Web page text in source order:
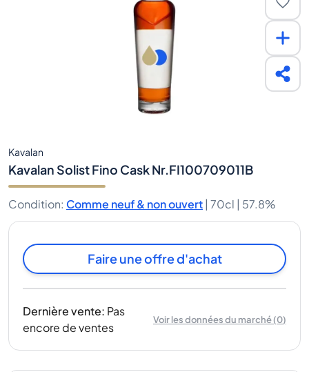
Kavalan
Kavalan Solist Fino Cask Nr.FI100709011B
Condition: Comme neuf & non ouvert | 70cl | 57.8%
Faire une offre d'achat
Dernière vente: Pas
encore de ventes
Voir les données du marché(0)